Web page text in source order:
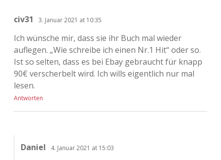
civ31 3. Januar 2021 at 10:35
Ich wünsche mir, dass sie ihr Buch mal wieder
auflegen. „Wie schreibe ich einen Nr.1 Hit“ oder so.
Ist so selten, dass es bei Ebay gebraucht für knapp
90€ verscherbelt wird. Ich wills eigentlich nur mal
lesen.
Antworten
Daniel 4. Januar 2021 at 15:03